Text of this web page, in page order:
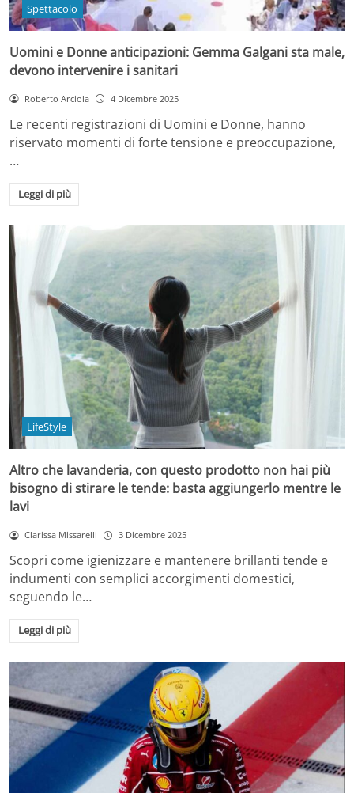
Spettacolo
Uomini e Donne anticipazioni: Gemma Galgani sta male,
devono intervenire i sanitari
Roberto Arciola 4 Dicembre 2025
Le recenti registrazioni di Uomini e Donne, hanno
riservato momenti di forte tensione e preoccupazione,
…
Leggi di più
LifeStyle
Altro che lavanderia, con questo prodotto non hai più
bisogno di stirare le tende: basta aggiungerlo mentre le
lavi
Clarissa Missarelli 3 Dicembre 2025
Scopri come igienizzare e mantenere brillanti tende e
indumenti con semplici accorgimenti domestici,
seguendo le…
Leggi di più